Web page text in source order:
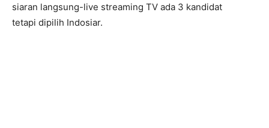
siaran langsung-live streaming TV ada 3 kandidat
tetapi dipilih Indosiar.